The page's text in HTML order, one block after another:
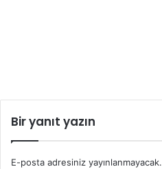
Bir yanıt yazın
E-posta adresiniz yayınlanmayacak.